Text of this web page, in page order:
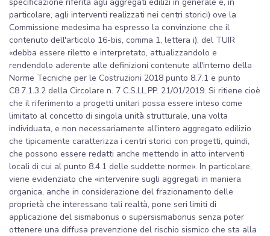
particolare, agli interventi realizzati nei centri storici) ove la
Commissione medesima ha espresso la convinzione che il
contenuto dell'articolo 16-bis, comma 1, lettera i), del TUIR
«debba essere riletto e interpretato, attualizzandolo e
rendendolo aderente alle definizioni contenute all'interno della
Norme Tecniche per le Costruzioni 2018 punto 8.7.1 e punto
C8.7.1.3.2 della Circolare n. 7 C.S.LL.PP. 21/01/2019. Si ritiene cioè
che il riferimento a progetti unitari possa essere inteso come
limitato al concetto di singola unità strutturale, una volta
individuata, e non necessariamente all'intero aggregato edilizio
che tipicamente caratterizza i centri storici con progetti, quindi,
che possono essere redatti anche mettendo in atto interventi
locali di cui al punto 8.4.1 delle suddette norme». In particolare,
viene evidenziato che «intervenire sugli aggregati in maniera
organica, anche in considerazione del frazionamento delle
proprietà che interessano tali realtà, pone seri limiti di
applicazione del sismabonus o supersismabonus senza poter
ottenere una diffusa prevenzione del rischio sismico che sta alla